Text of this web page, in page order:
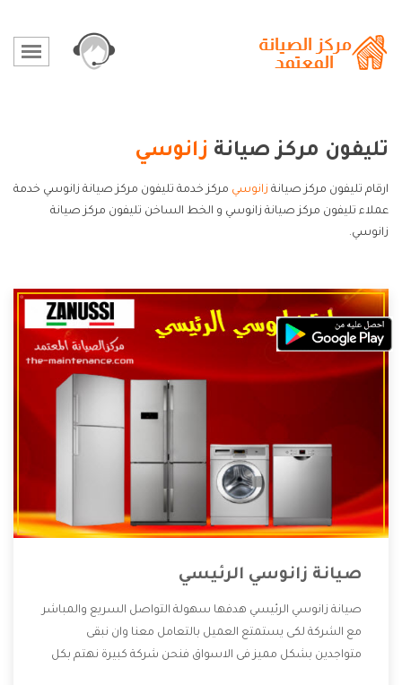
تليفون مركز صيانة زانوسي
ارقام تليفون مركز صيانة زانوسي مركز خدمة تليفون مركز صيانة زانوسي خدمة
عملاء تليفون مركز صيانة زانوسي و الخط الساخن تليفون مركز صيانة
زانوسي.
صيانة زانوسي الرئيسي
صيانة زانوسي الرئيسي هدفها سهولة التواصل السريع والمباشر
مع الشركة لكى يستمتع العميل بالتعامل معنا وان نبقى
متواجدين بشكل مميز فى الاسواق فنحن شركة كبيرة نهتم بكل